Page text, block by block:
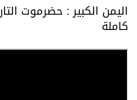
اليمن الكبير : حضرموت
كاملة